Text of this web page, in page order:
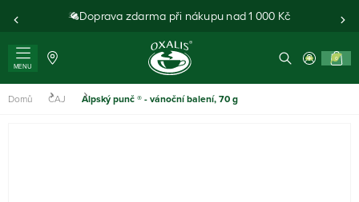
Doprava zdarma při nákupu nad 1 000 Kč
MENU
0
Domů ČAJ Alpský punč ® - vánoční balení, 70 g